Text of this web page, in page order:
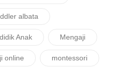
albata
Anak Mengaji
online montessori